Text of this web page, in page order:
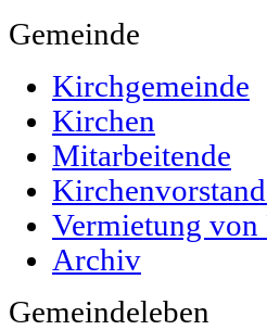
Gemeinde
Kirchgemeinde
Kirchen
Mitarbeitende
Vermietung von
Archiv
Gemeindeleben